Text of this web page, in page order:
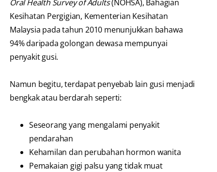
Oral Health Survey of Adults(NOHSA), Bahagian
Kesihatan Pergigian, Kementerian Kesihatan
Malaysia pada tahun 2010 menunjukkan bahawa
94% daripada golongan dewasa mempunyai
penyakit gusi.
Namun begitu, terdapat penyebab lain gusi menjadi
bengkak atau berdarah seperti:
Seseorang yang mengalami penyakit
pendarahan
Kehamilan dan perubahan hormon wanita
Pemakaian gigi palsu yang tidak muat